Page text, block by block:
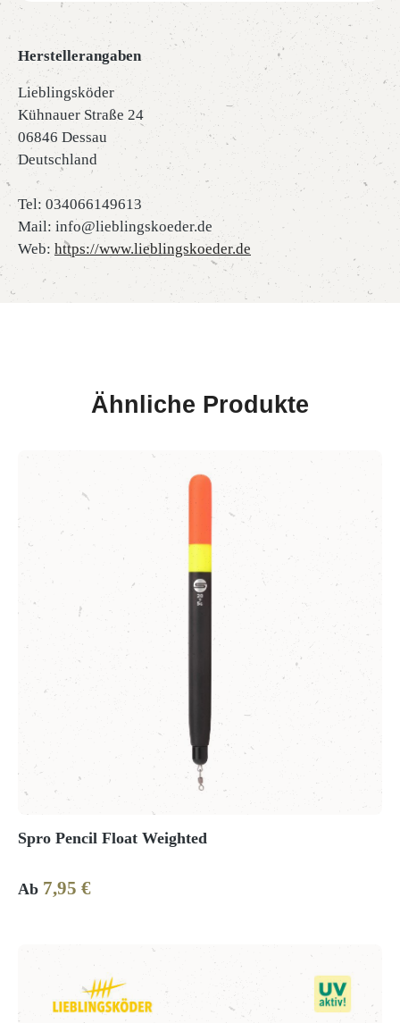
Herstellerangaben
Lieblingsköder
Kühnauer Straße 24
06846 Dessau
Deutschland
Tel: 034066149613
Mail: info@lieblingskoeder.de
Web: https://www.lieblingskoeder.de
Ähnliche Produkte
Produktgalerie überspringen
Spro Pencil Float Weighted
Regulärer Preis:
Ab 7,95 €